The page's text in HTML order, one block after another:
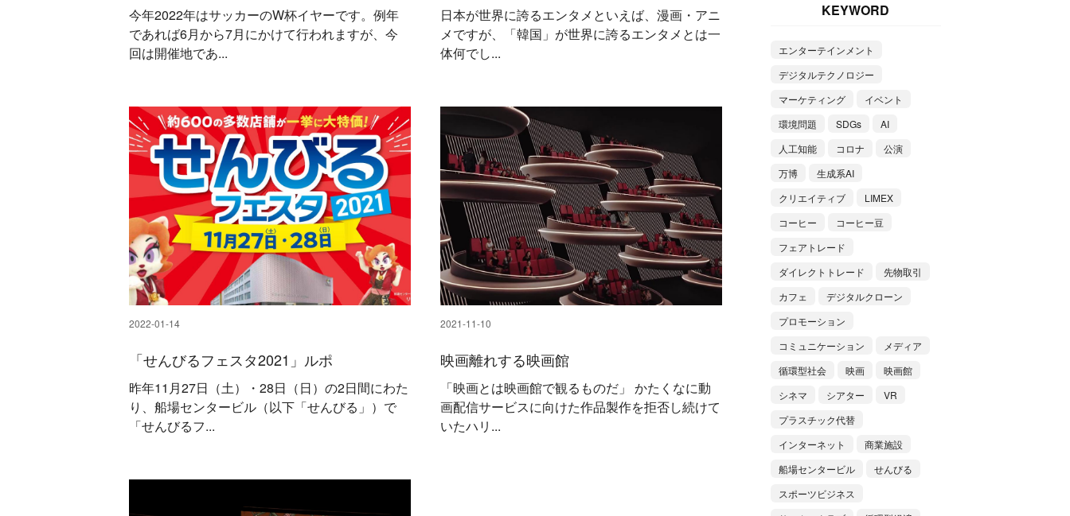
今年2022年はサッカーのW杯イヤーです。例年
であれば6月から7月にかけて行われますが、今
回は開催地であ...
日本が世界に誇るエンタメといえば、漫画・アニ
メですが、「韓国」が世界に誇るエンタメとは一
体何でし...
2022-01-14
「せんびるフェスタ2021」ルポ
昨年11月27日（土）・28日（日）の2日間にわた
り、船場センタービル（以下「せんびる」）で
「せんびるフ...
2021-11-10
映画離れする映画館
「映画とは映画館で観るものだ」 かたくなに動
画配信サービスに向けた作品製作を拒否し続けて
いたハリ...
KEYWORD
エンターテインメント
デジタルテクノロジー
マーケティング
イベント
環境問題
SDGs
AI
人工知能
コロナ
公演
万博
生成系AI
クリエイティブ
LIMEX
コーヒー
コーヒー豆
フェアトレード
ダイレクトトレード
先物取引
カフェ
デジタルクローン
プロモーション
コミュニケーション
メディア
循環型社会
映画
映画館
シネマ
シアター
VR
プラスチック代替
インターネット
商業施設
船場センタービル
せんびる
スポーツビジネス